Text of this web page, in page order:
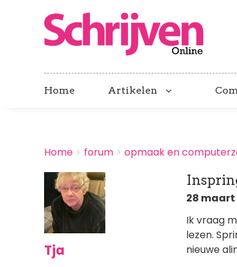
Home Artikelen
BREADCRUMBS
You
here:
Home forum opmaak en
Tja
28 maart
Ik vraag
lezen.
nieuwe